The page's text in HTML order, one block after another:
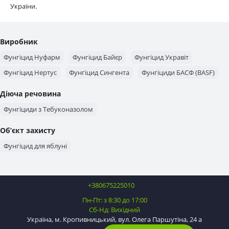
України.
Виробник
Фунгіцид Нуфарм Фунгіцид Байєр
Фунгіцид Укравіт
Фунгіцид Нертус
Фунгіцид Сингента Фунгіциди БАСФ (BASF)
Діюча речовина
Фунгіциди з Тебуконазолом
Об’єкт захисту
Фунгіцид для яблуні
+380675225010
Пн-Пт: з 8:30 до 17:00
Сб-Нд: Вихідний
Україна, м. Кропивницький, вул. Олега Паршутіна, 24 а